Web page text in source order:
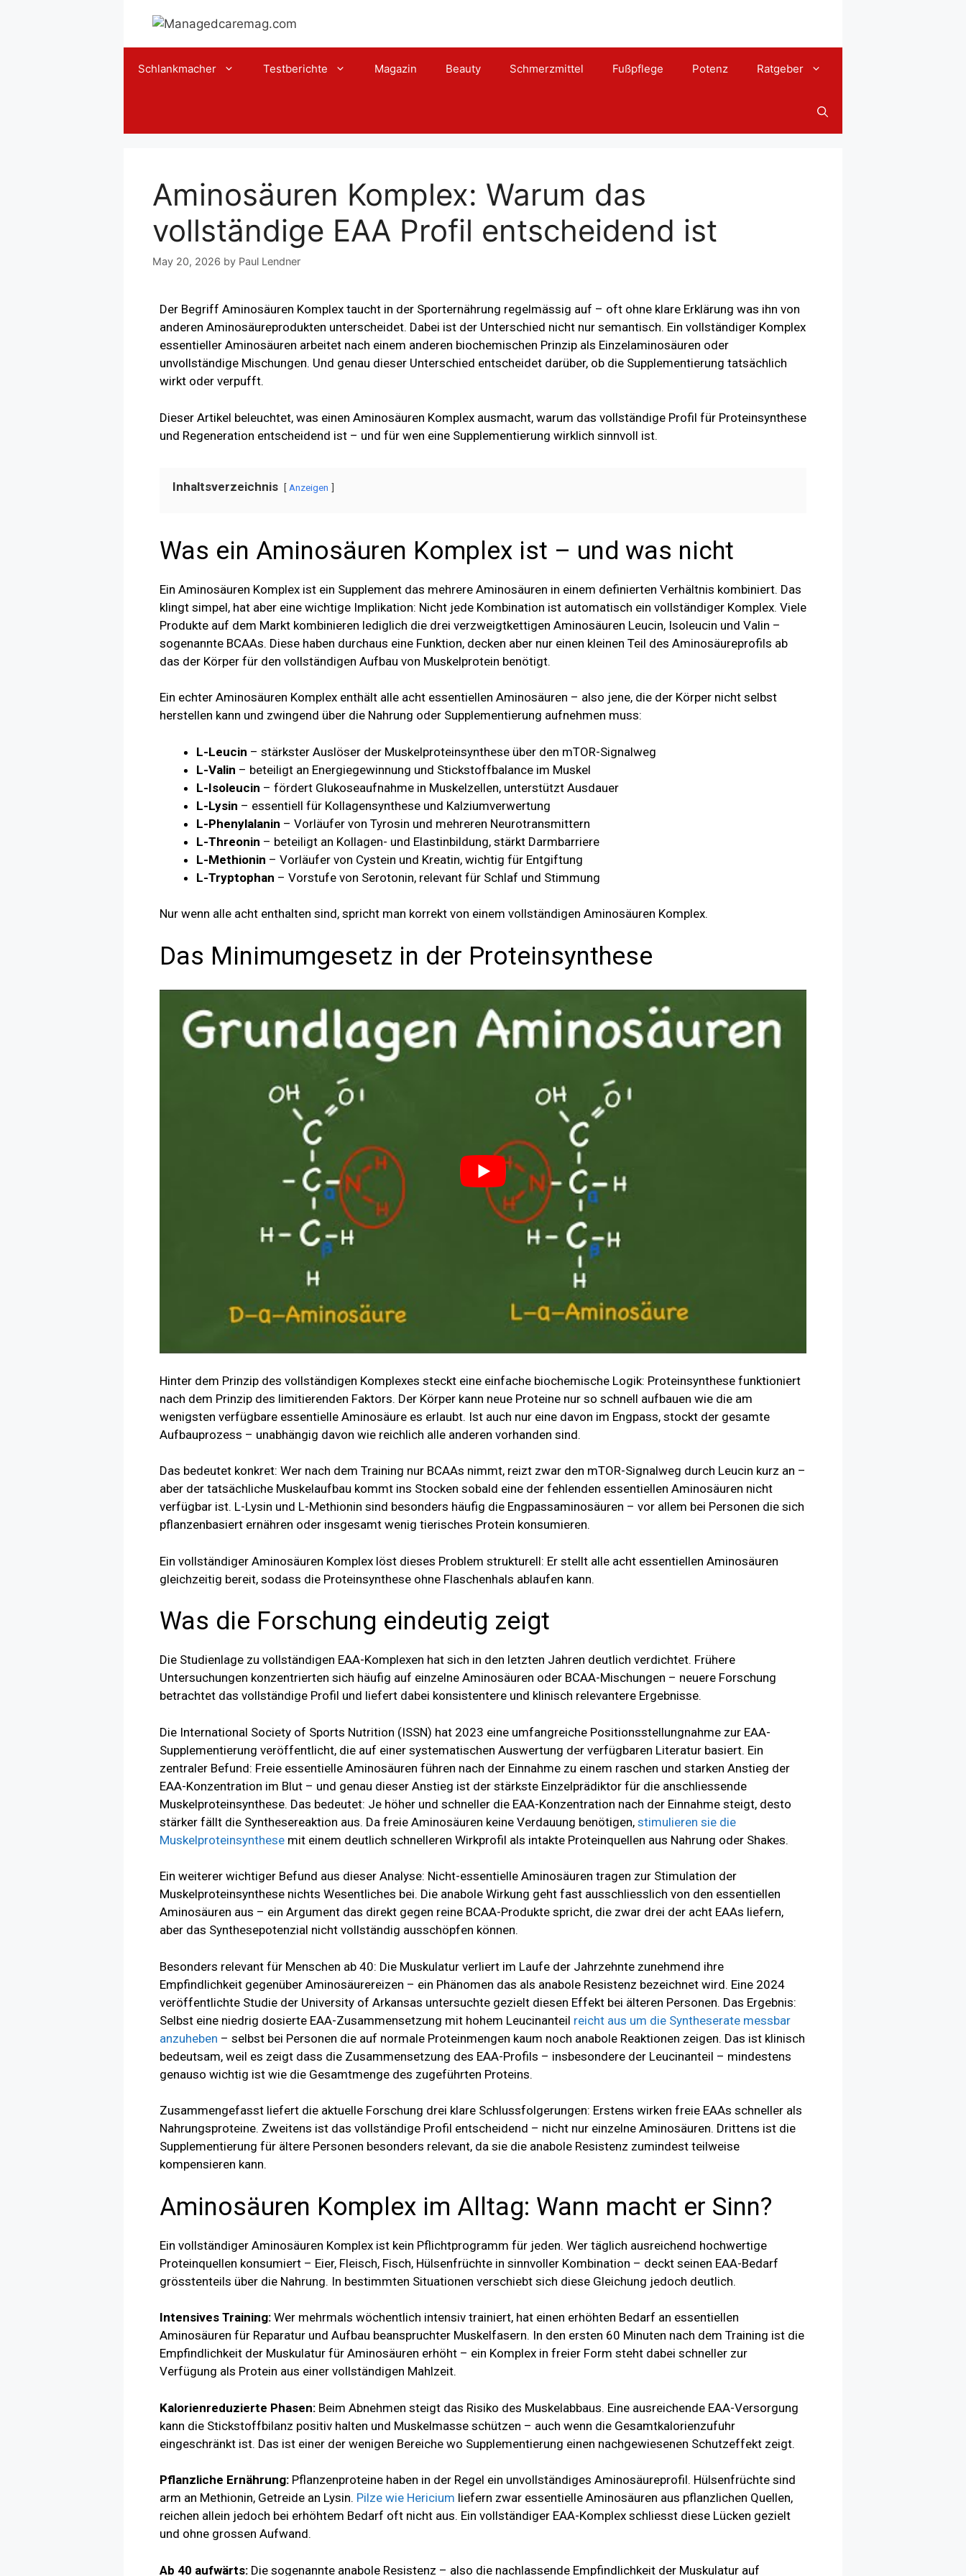
Schlankmacher Testberichte Magazin Beauty Schmerzmittel Fußpflege Potenz Ratgeber
Aminosäuren Komplex: Warum das
vollständige EAA Profil entscheidend ist
May 20, 2026 by Paul Lendner
Der Begriff Aminosäuren Komplex taucht in der Sporternährung regelmässig auf – oft ohne klare Erklärung was ihn von
anderen Aminosäureprodukten unterscheidet. Dabei ist der Unterschied nicht nur semantisch. Ein vollständiger Komplex
essentieller Aminosäuren arbeitet nach einem anderen biochemischen Prinzip als Einzelaminosäuren oder
unvollständige Mischungen. Und genau dieser Unterschied entscheidet darüber, ob die Supplementierung tatsächlich
wirkt oder verpufft.
Dieser Artikel beleuchtet, was einen Aminosäuren Komplex ausmacht, warum das vollständige Profil für Proteinsynthese
und Regeneration entscheidend ist – und für wen eine Supplementierung wirklich sinnvoll ist.
Inhaltsverzeichnis Anzeigen
Was ein Aminosäuren Komplex ist – und was nicht
Ein Aminosäuren Komplex ist ein Supplement das mehrere Aminosäuren in einem definierten Verhältnis kombiniert. Das
klingt simpel, hat aber eine wichtige Implikation: Nicht jede Kombination ist automatisch ein vollständiger Komplex. Viele
Produkte auf dem Markt kombinieren lediglich die drei verzweigtkettigen Aminosäuren Leucin, Isoleucin und Valin –
sogenannte BCAAs. Diese haben durchaus eine Funktion, decken aber nur einen kleinen Teil des Aminosäureprofils ab
das der Körper für den vollständigen Aufbau von Muskelprotein benötigt.
Ein echter Aminosäuren Komplex enthält alle acht essentiellen Aminosäuren – also jene, die der Körper nicht selbst
herstellen kann und zwingend über die Nahrung oder Supplementierung aufnehmen muss:
L-Leucin – stärkster Auslöser der Muskelproteinsynthese über den mTOR-Signalweg
L-Valin – beteiligt an Energiegewinnung und Stickstoffbalance im Muskel
L-Isoleucin – fördert Glukoseaufnahme in Muskelzellen, unterstützt Ausdauer
L-Lysin – essentiell für Kollagensynthese und Kalziumverwertung
L-Phenylalanin – Vorläufer von Tyrosin und mehreren Neurotransmittern
L-Threonin – beteiligt an Kollagen- und Elastinbildung, stärkt Darmbarriere
L-Methionin – Vorläufer von Cystein und Kreatin, wichtig für Entgiftung
L-Tryptophan – Vorstufe von Serotonin, relevant für Schlaf und Stimmung
Nur wenn alle acht enthalten sind, spricht man korrekt von einem vollständigen Aminosäuren Komplex.
Das Minimumgesetz in der Proteinsynthese
Hinter dem Prinzip des vollständigen Komplexes steckt eine einfache biochemische Logik: Proteinsynthese funktioniert
nach dem Prinzip des limitierenden Faktors. Der Körper kann neue Proteine nur so schnell aufbauen wie die am
wenigsten verfügbare essentielle Aminosäure es erlaubt. Ist auch nur eine davon im Engpass, stockt der gesamte
Aufbauprozess – unabhängig davon wie reichlich alle anderen vorhanden sind.
Das bedeutet konkret: Wer nach dem Training nur BCAAs nimmt, reizt zwar den mTOR-Signalweg durch Leucin kurz an –
aber der tatsächliche Muskelaufbau kommt ins Stocken sobald eine der fehlenden essentiellen Aminosäuren nicht
verfügbar ist. L-Lysin und L-Methionin sind besonders häufig die Engpassaminosäuren – vor allem bei Personen die sich
pflanzenbasiert ernähren oder insgesamt wenig tierisches Protein konsumieren.
Ein vollständiger Aminosäuren Komplex löst dieses Problem strukturell: Er stellt alle acht essentiellen Aminosäuren
gleichzeitig bereit, sodass die Proteinsynthese ohne Flaschenhals ablaufen kann.
Was die Forschung eindeutig zeigt
Die Studienlage zu vollständigen EAA-Komplexen hat sich in den letzten Jahren deutlich verdichtet. Frühere
Untersuchungen konzentrierten sich häufig auf einzelne Aminosäuren oder BCAA-Mischungen – neuere Forschung
betrachtet das vollständige Profil und liefert dabei konsistentere und klinisch relevantere Ergebnisse.
Die International Society of Sports Nutrition (ISSN) hat 2023 eine umfangreiche Positionsstellungnahme zur EAA-
Supplementierung veröffentlicht, die auf einer systematischen Auswertung der verfügbaren Literatur basiert. Ein
zentraler Befund: Freie essentielle Aminosäuren führen nach der Einnahme zu einem raschen und starken Anstieg der
EAA-Konzentration im Blut – und genau dieser Anstieg ist der stärkste Einzelprädiktor für die anschliessende
Muskelproteinsynthese. Das bedeutet: Je höher und schneller die EAA-Konzentration nach der Einnahme steigt, desto
stärker fällt die Synthesereaktion aus. Da freie Aminosäuren keine Verdauung benötigen, stimulieren sie die
Muskelproteinsynthese mit einem deutlich schnelleren Wirkprofil als intakte Proteinquellen aus Nahrung oder Shakes.
Ein weiterer wichtiger Befund aus dieser Analyse: Nicht-essentielle Aminosäuren tragen zur Stimulation der
Muskelproteinsynthese nichts Wesentliches bei. Die anabole Wirkung geht fast ausschliesslich von den essentiellen
Aminosäuren aus – ein Argument das direkt gegen reine BCAA-Produkte spricht, die zwar drei der acht EAAs liefern,
aber das Synthesepotenzial nicht vollständig ausschöpfen können.
Besonders relevant für Menschen ab 40: Die Muskulatur verliert im Laufe der Jahrzehnte zunehmend ihre
Empfindlichkeit gegenüber Aminosäurereizen – ein Phänomen das als anabole Resistenz bezeichnet wird. Eine 2024
veröffentlichte Studie der University of Arkansas untersuchte gezielt diesen Effekt bei älteren Personen. Das Ergebnis:
Selbst eine niedrig dosierte EAA-Zusammensetzung mit hohem Leucinanteil reicht aus um die Syntheserate messbar
anzuheben – selbst bei Personen die auf normale Proteinmengen kaum noch anabole Reaktionen zeigen. Das ist klinisch
bedeutsam, weil es zeigt dass die Zusammensetzung des EAA-Profils – insbesondere der Leucinanteil – mindestens
genauso wichtig ist wie die Gesamtmenge des zugeführten Proteins.
Zusammengefasst liefert die aktuelle Forschung drei klare Schlussfolgerungen: Erstens wirken freie EAAs schneller als
Nahrungsproteine. Zweitens ist das vollständige Profil entscheidend – nicht nur einzelne Aminosäuren. Drittens ist die
Supplementierung für ältere Personen besonders relevant, da sie die anabole Resistenz zumindest teilweise
kompensieren kann.
Aminosäuren Komplex im Alltag: Wann macht er Sinn?
Ein vollständiger Aminosäuren Komplex ist kein Pflichtprogramm für jeden. Wer täglich ausreichend hochwertige
Proteinquellen konsumiert – Eier, Fleisch, Fisch, Hülsenfrüchte in sinnvoller Kombination – deckt seinen EAA-Bedarf
grösstenteils über die Nahrung. In bestimmten Situationen verschiebt sich diese Gleichung jedoch deutlich.
Intensives Training: Wer mehrmals wöchentlich intensiv trainiert, hat einen erhöhten Bedarf an essentiellen
Aminosäuren für Reparatur und Aufbau beanspruchter Muskelfasern. In den ersten 60 Minuten nach dem Training ist die
Empfindlichkeit der Muskulatur für Aminosäuren erhöht – ein Komplex in freier Form steht dabei schneller zur
Verfügung als Protein aus einer vollständigen Mahlzeit.
Kalorienreduzierte Phasen: Beim Abnehmen steigt das Risiko des Muskelabbaus. Eine ausreichende EAA-Versorgung
kann die Stickstoffbilanz positiv halten und Muskelmasse schützen – auch wenn die Gesamtkalorienzufuhr
eingeschränkt ist. Das ist einer der wenigen Bereiche wo Supplementierung einen nachgewiesenen Schutzeffekt zeigt.
Pflanzliche Ernährung: Pflanzenproteine haben in der Regel ein unvollständiges Aminosäureprofil. Hülsenfrüchte sind
arm an Methionin, Getreide an Lysin. Pilze wie Hericium liefern zwar essentielle Aminosäuren aus pflanzlichen Quellen,
reichen allein jedoch bei erhöhtem Bedarf oft nicht aus. Ein vollständiger EAA-Komplex schliesst diese Lücken gezielt
und ohne grossen Aufwand.
Ab 40 aufwärts: Die sogenannte anabole Resistenz – also die nachlassende Empfindlichkeit der Muskulatur auf